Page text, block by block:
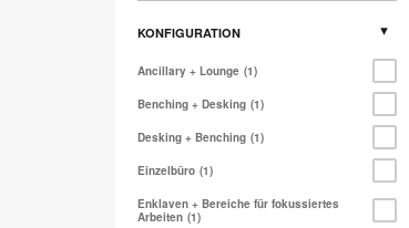
KONFIGURATION
Ancillary + Lounge 1
Benching + Desking 1
Desking + Benching 1
Einzelbüro 1
Enklaven + Bereiche für fokussiertes
Arbeiten 1